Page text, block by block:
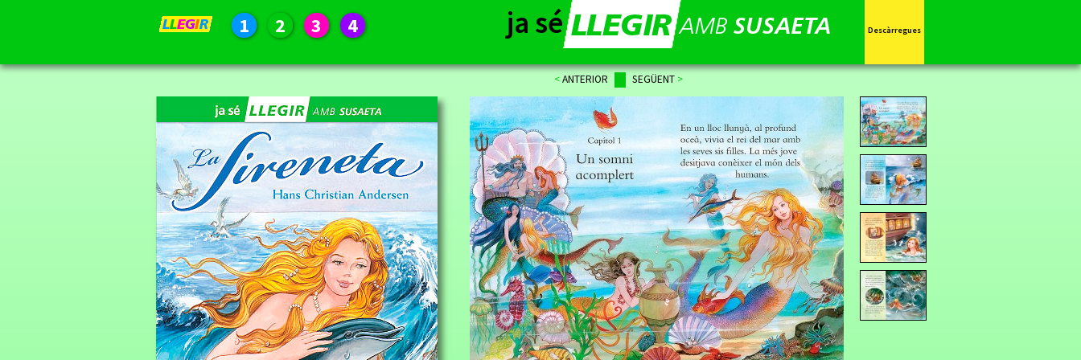
1 2 3 4 Descàrregues
ja sé
<ANTERIOR SEGÜENT >